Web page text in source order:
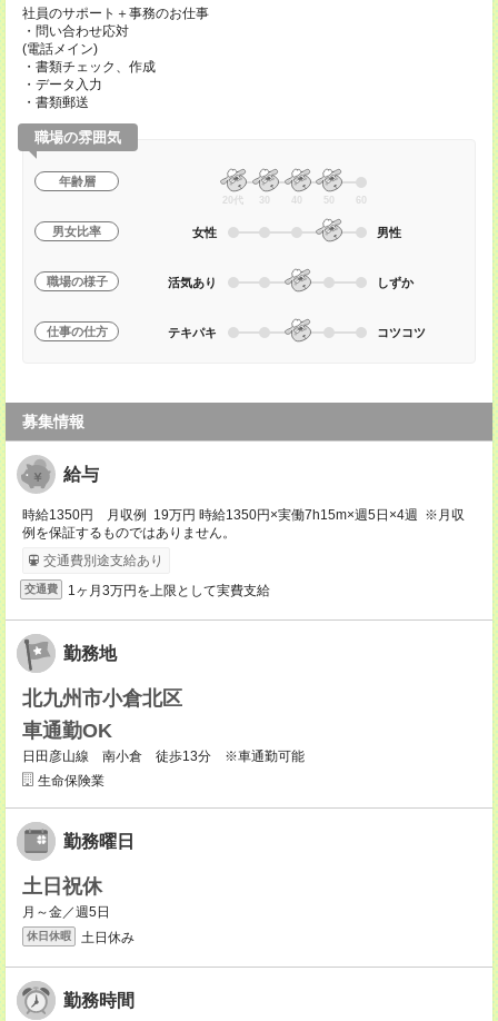
社員のサポート＋事務のお仕事
・問い合わせ応対
(電話メイン)
・書類チェック、作成
・データ入力
・書類郵送
職場の雰囲気
年齢層
20代 30 40 50 60
男女比率 女性 男性
職場の様子 活気あり しずか
仕事の仕方 テキパキ コツコツ
募集情報
給与
時給1350円 月収例 19万円 時給1350円×実働7h15m×週5日×4週 ※月収
例を保証するものではありません。
交通費別途支給あり
交通費 1ヶ月3万円を上限として実費支給
勤務地
北九州市小倉北区
車通勤OK
日田彦山線 南小倉 徒歩13分 ※車通勤可能
生命保険業
勤務曜日
土日祝休
月～金／週5日
休日休暇 土日休み
勤務時間